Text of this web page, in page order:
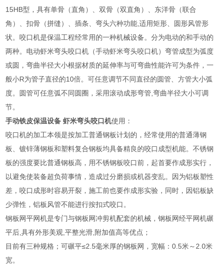
15HB型，具有单骨（直角）、双骨（双直角）、东洋骨（联合
角）、扣骨（拼缝）、插条、弯头六种功能,适用矩形、圆形风管形
状。咬口机是保温工程经常用的一种机械设备。分为电动的和手动的
两种。电动虾米弯头咬口机（手动虾米弯头咬口机）弯管成型为弧度
或圆，弯曲半径大小根据材质的延伸率与可弯曲性能许可为条件，一
般小R为管子直径的10倍。可任意调节不同直径的圆管、方管大小弧
度。圆管可任意弧不同圆圈，采用滚动成形弯管,弯曲半径大小可调
节。
手动铁皮保温设备 虾米弯头咬口机使用：
咬口机的加工本领是按加工普通钢板计划的，经常使用的普通薄钢
板、镀锌薄钢板和塑料复合钢板均具备精良的咬口成型机能。不锈钢
板的强度要比普通钢板高，用不锈钢板咬口前，起首要作成形实行，
以避免使装备超负荷事情，造成过分磨损或机器变乱。因为铝板塑性
差，咬口成形时容易开裂，施工前也要作成形实验，同时，因铝板缺
少弹性，铝板风管不能进行按扣式咬口。
钢板网平网机是专门与钢板网冲剪机配套的机械，钢板网经平网机碾
平后,具有外形美观,平整光滑,附加值高等优点；
目前有三种规格；可碾平≤2.5毫米厚的钢板网，宽幅：0.5米～2.0米
宽。